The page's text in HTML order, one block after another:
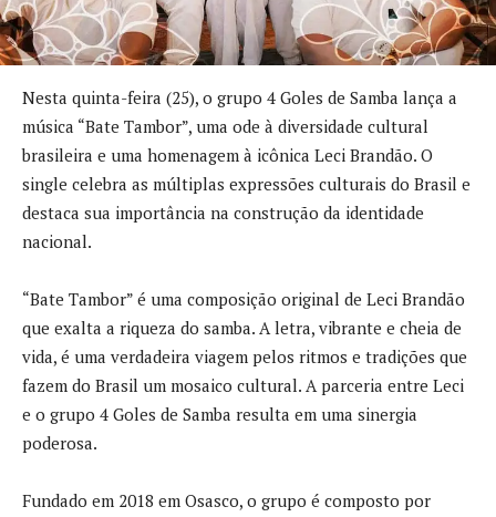
Nesta quinta-feira (25), o grupo 4 Goles de Samba lança a
música “Bate Tambor”, uma ode à diversidade cultural
brasileira e uma homenagem à icônica Leci Brandão. O
single celebra as múltiplas expressões culturais do Brasil e
destaca sua importância na construção da identidade
nacional.
“Bate Tambor” é uma composição original de Leci Brandão
que exalta a riqueza do samba. A letra, vibrante e cheia de
vida, é uma verdadeira viagem pelos ritmos e tradições que
fazem do Brasil um mosaico cultural. A parceria entre Leci
e o grupo 4 Goles de Samba resulta em uma sinergia
poderosa.
Fundado em 2018 em Osasco, o grupo é composto por